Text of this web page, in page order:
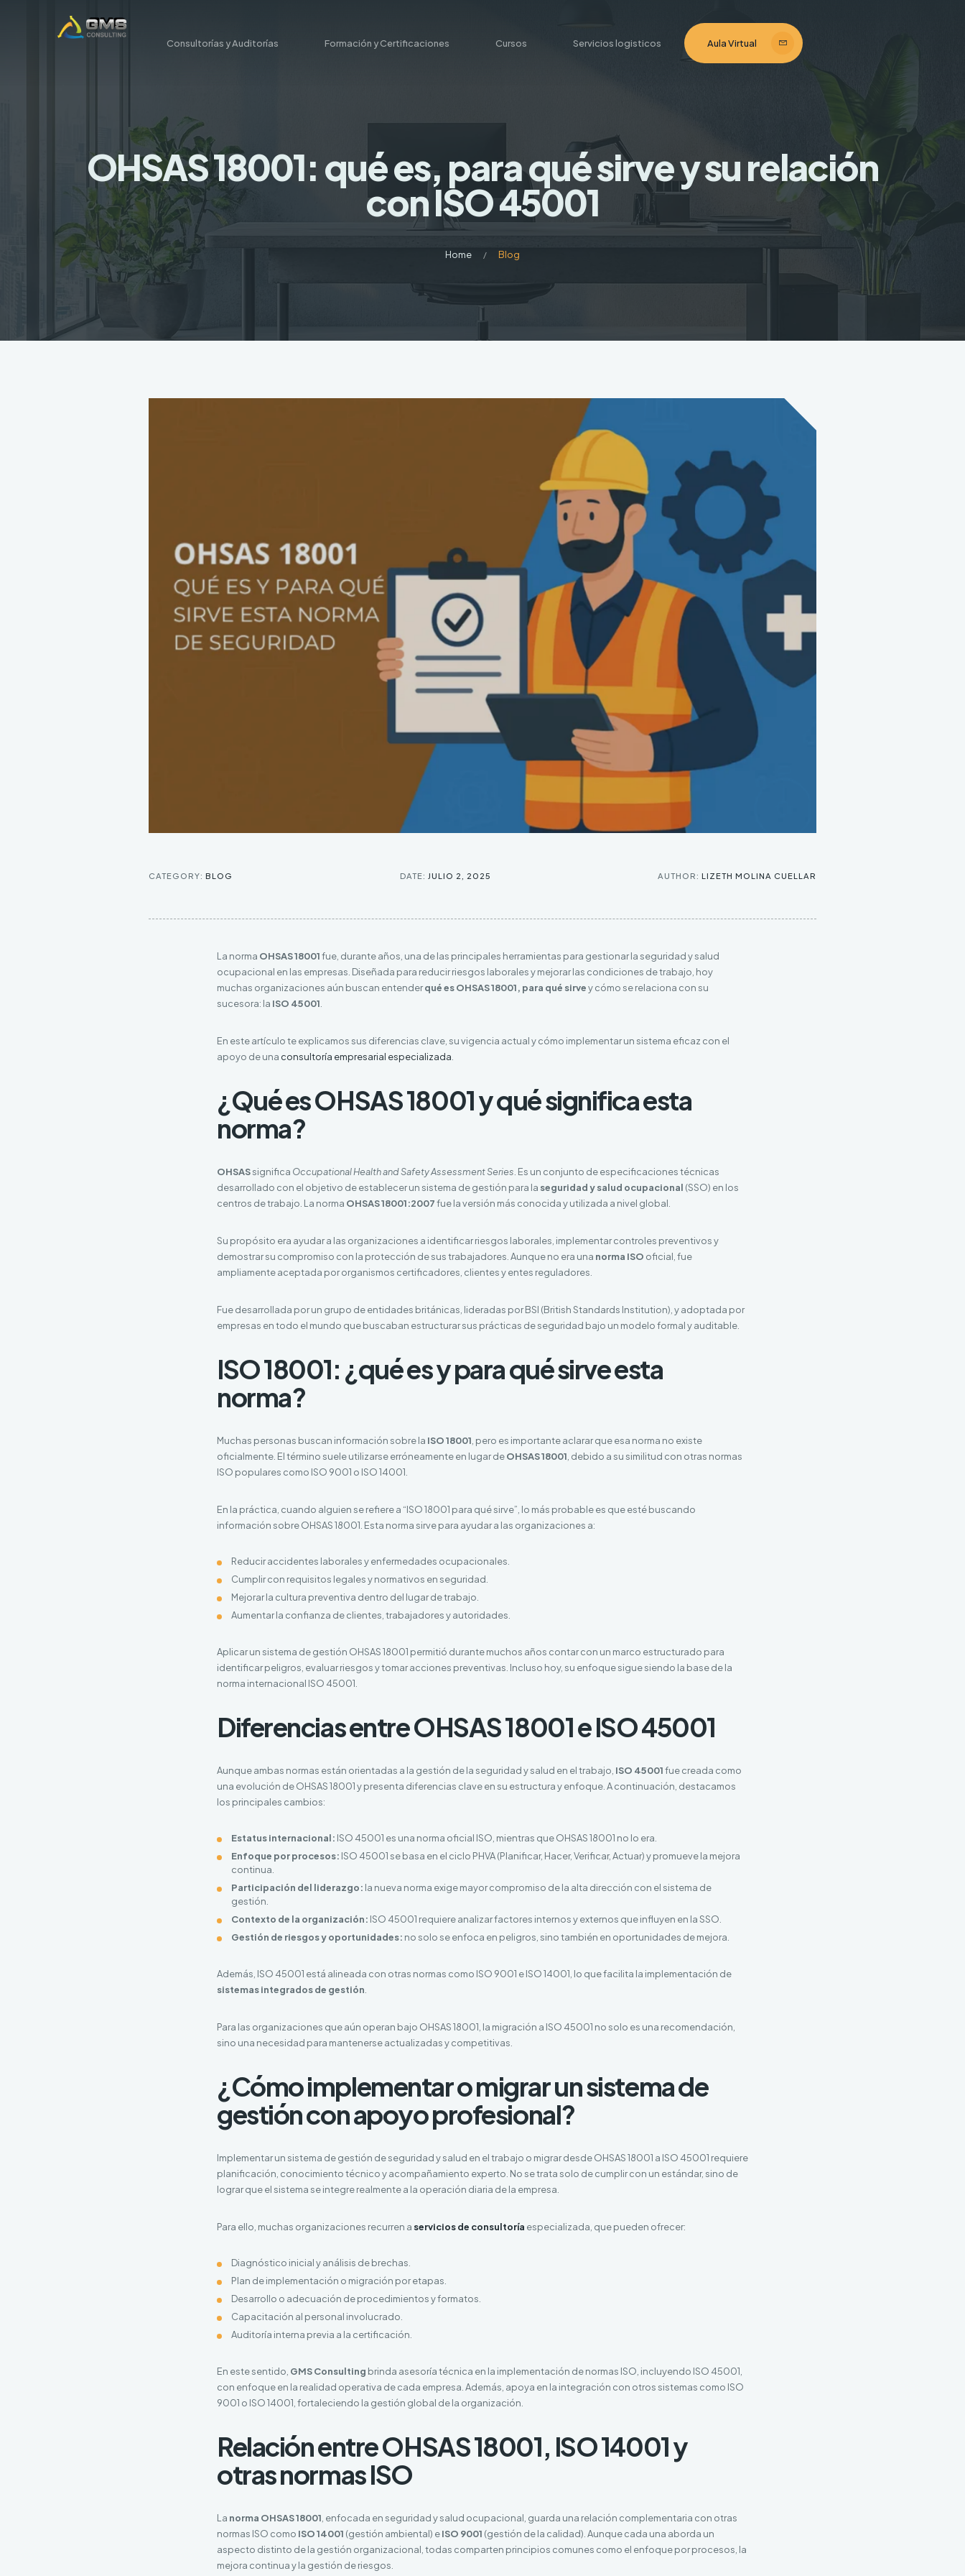
Consultorías y Auditorías Formación y Certificaciones Cursos Servicios logisticos Aula Virtual
OHSAS 18001: qué es, para qué sirve y su relación
con ISO 45001
Home Blog
CATEGORY: BLOG DATE: JULIO 2, 2025 AUTHOR: LIZETH MOLINA CUELLAR
La norma OHSAS 18001fue, durante años, una de las principales herramientas para gestionar la seguridad y salud
ocupacional en las empresas. Diseñada para reducir riesgos laborales y mejorar las condiciones de trabajo, hoy
muchas organizaciones aún buscan entenderqué es OHSAS 18001, para qué sirvey cómo se relaciona con su
sucesora: la ISO 45001
En este artículo te explicamos sus diferencias clave, su vigencia actual y cómo implementar un sistema eficaz con el
apoyo de una consultoría empresarial especializada
¿Qué es OHSAS 18001 y qué significa esta
norma?
OHSASsignifica Occupational Health and Safety Assessment Series . Es un conjunto de especificaciones técnicas
desarrollado con el objetivo de establecer un sistema de gestión para la seguridad y salud ocupacional (SSO) en los
centros de trabajo. La norma OHSAS 18001:2007fue la versión más conocida y utilizada a nivel global.
Su propósito era ayudar a las organizaciones a identificar riesgos laborales, implementar controles preventivos y
demostrar su compromiso con la protección de sus trabajadores. Aunque no era una norma ISO oficial, fue
ampliamente aceptada por organismos certificadores, clientes y entes reguladores.
Fue desarrollada por un grupo de entidades británicas, lideradas por BSI (British Standards Institution), y adoptada por
empresas en todo el mundo que buscaban estructurar sus prácticas de seguridad bajo un modelo formal y auditable.
ISO 18001: ¿qué es y para qué sirve esta
norma?
Muchas personas buscan información sobre la ISO 18001 , pero es importante aclarar que esa norma no existe
oficialmente. El término suele utilizarse erróneamente en lugar deOHSAS 18001 , debido a su similitud con otras normas
ISO populares como ISO 9001 o ISO 14001.
En la práctica, cuando alguien se refiere a “ISO 18001 para qué sirve”, lo más probable es que esté buscando
información sobre OHSAS 18001. Esta norma sirve para ayudar a las organizaciones a:
Reducir accidentes laborales y enfermedades ocupacionales.
Cumplir con requisitos legales y normativos en seguridad.
Mejorar la cultura preventiva dentro del lugar de trabajo.
Aumentar la confianza de clientes, trabajadores y autoridades.
Aplicar un sistema de gestión OHSAS 18001 permitió durante muchos años contar con un marco estructurado para
identificar peligros, evaluar riesgos y tomar acciones preventivas. Incluso hoy, su enfoque sigue siendo la base de la
norma internacional ISO 45001.
Diferencias entre OHSAS 18001 e ISO 45001
Aunque ambas normas están orientadas a la gestión de la seguridad y salud en el trabajo, ISO 45001fue creada como
una evolución de OHSAS 18001 y presenta diferencias clave en su estructura y enfoque. A continuación, destacamos
los principales cambios:
Estatus internacional: ISO 45001 es una norma oficial ISO, mientras que OHSAS 18001 no lo era.
Enfoque por procesos: ISO 45001 se basa en el ciclo PHVA (Planificar, Hacer, Verificar, Actuar) y promueve la mejora
continua.
Participación del liderazgo: la nueva norma exige mayor compromiso de la alta dirección con el sistema de
gestión.
Contexto de la organización: ISO 45001 requiere analizar factores internos y externos que influyen en la SSO.
Gestión de riesgos y oportunidades: no solo se enfoca en peligros, sino también en oportunidades de mejora.
Además, ISO 45001 está alineada con otras normas como ISO 9001 e ISO 14001, lo que facilita la implementación de
sistemas integrados de gestión
Para las organizaciones que aún operan bajo OHSAS 18001, la migración a ISO 45001 no solo es una recomendación,
sino una necesidad para mantenerse actualizadas y competitivas.
¿Cómo implementar o migrar un sistema de
gestión con apoyo profesional?
Implementar un sistema de gestión de seguridad y salud en el trabajo o migrar desde OHSAS 18001 a ISO 45001 requiere
planificación, conocimiento técnico y acompañamiento experto. No se trata solo de cumplir con un estándar, sino de
lograr que el sistema se integre realmente a la operación diaria de la empresa.
Para ello, muchas organizaciones recurren a servicios de consultoría especializada, que pueden ofrecer:
Diagnóstico inicial y análisis de brechas.
Plan de implementación o migración por etapas.
Desarrollo o adecuación de procedimientos y formatos.
Capacitación al personal involucrado.
Auditoría interna previa a la certificación.
En este sentido, GMS Consulting brinda asesoría técnica en la implementación de normas ISO, incluyendo ISO 45001,
con enfoque en la realidad operativa de cada empresa. Además, apoya en la integración con otros sistemas como ISO
9001 o ISO 14001, fortaleciendo la gestión global de la organización.
Relación entre OHSAS 18001, ISO 14001 y
otras normas ISO
La norma OHSAS 18001 , enfocada en seguridad y salud ocupacional, guarda una relación complementaria con otras
normas ISO como ISO 14001 (gestión ambiental) eISO 9001 (gestión de la calidad). Aunque cada una aborda un
aspecto distinto de la gestión organizacional, todas comparten principios comunes como el enfoque por procesos, la
mejora continua y la gestión de riesgos.